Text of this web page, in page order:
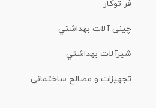
فر توکار
چینی آلات بهداشتي
شیرآلات بهداشتي
تجهیزات و مصالح ساختمانی